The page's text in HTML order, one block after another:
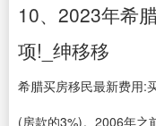
10、2023年希
项!_绅移移
希腊买房移民最新费用:
(房款的3%)。2006年之